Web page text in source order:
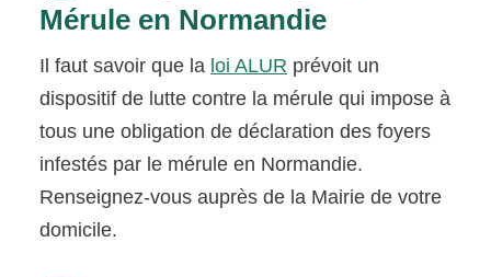
Mérule en Normandie
Il faut savoir que la loi ALUR prévoit un
dispositif de lutte contre la mérule qui impose à
tous une obligation de déclaration des foyers
infestés par le mérule en Normandie.
Renseignez-vous auprès de la Mairie de votre
domicile.